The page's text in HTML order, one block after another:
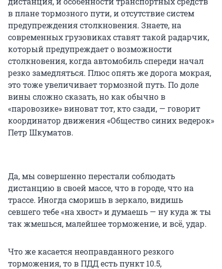
в плане тормозного пути, и отсутствие систем
предупреждения столкновения. Знаете, на
современных грузовиках ставят такой радарчик,
который предупреждает о возможности
столкновения, когда автомобиль спереди начал
резко замедляться. Плюс опять же дорога мокрая,
это тоже увеличивает тормозной путь. По доле
вины сложно сказать, но как обычно в
«паровозике» виноват тот, кто сзади, — говорит
координатор движения «Общество синих ведерок»
Петр Шкуматов.
Да, мы совершенно перестали соблюдать
дистанцию в своей массе, что в городе, что на
трассе. Иногда сморишь в зеркало, видишь
севшего тебе «на хвост» и думаешь — ну куда ж ты
так жмешься, малейшее торможение, и всё, удар.
Что же касается неоправданного резкого
торможения, то в ПДД есть пункт 10.5,